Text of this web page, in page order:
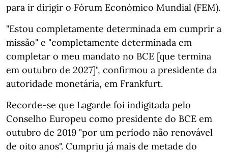
para ir dirigir o Fórum Económico Mundial (FEM).
"Estou completamente determinada em cumprir a
missão" e "completamente determinada em
completar o meu mandato no BCE [que termina
em outubro de 2027]", confirmou a presidente da
autoridade monetária, em Frankfurt.
Recorde-se que Lagarde foi indigitada pelo
Conselho Europeu como presidente do BCE em
outubro de 2019 "por um período não renovável
de oito anos". Cumpriu já mais de metade do